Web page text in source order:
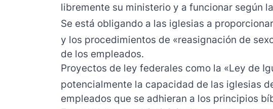
libremente su ministerio y a funcionar según
Se está obligando a las iglesias a
y los procedimientos de «reasignación de
de los empleados.
Proyectos de ley federales como la «Ley de
potencialmente la capacidad de las iglesias
empleados que se adhieran a los principios